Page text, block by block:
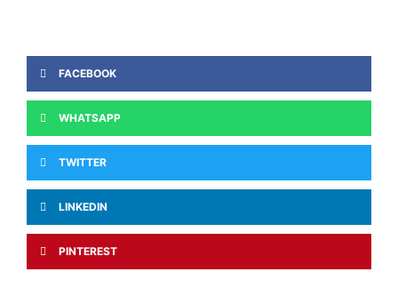
FACEBOOK
WHATSAPP
TWITTER
LINKEDIN
PINTEREST